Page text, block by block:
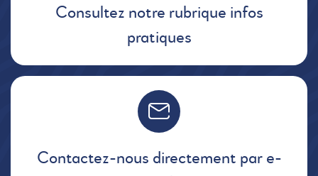
Consultez notre rubrique infos
pratiques
Contactez-nous directement par e-